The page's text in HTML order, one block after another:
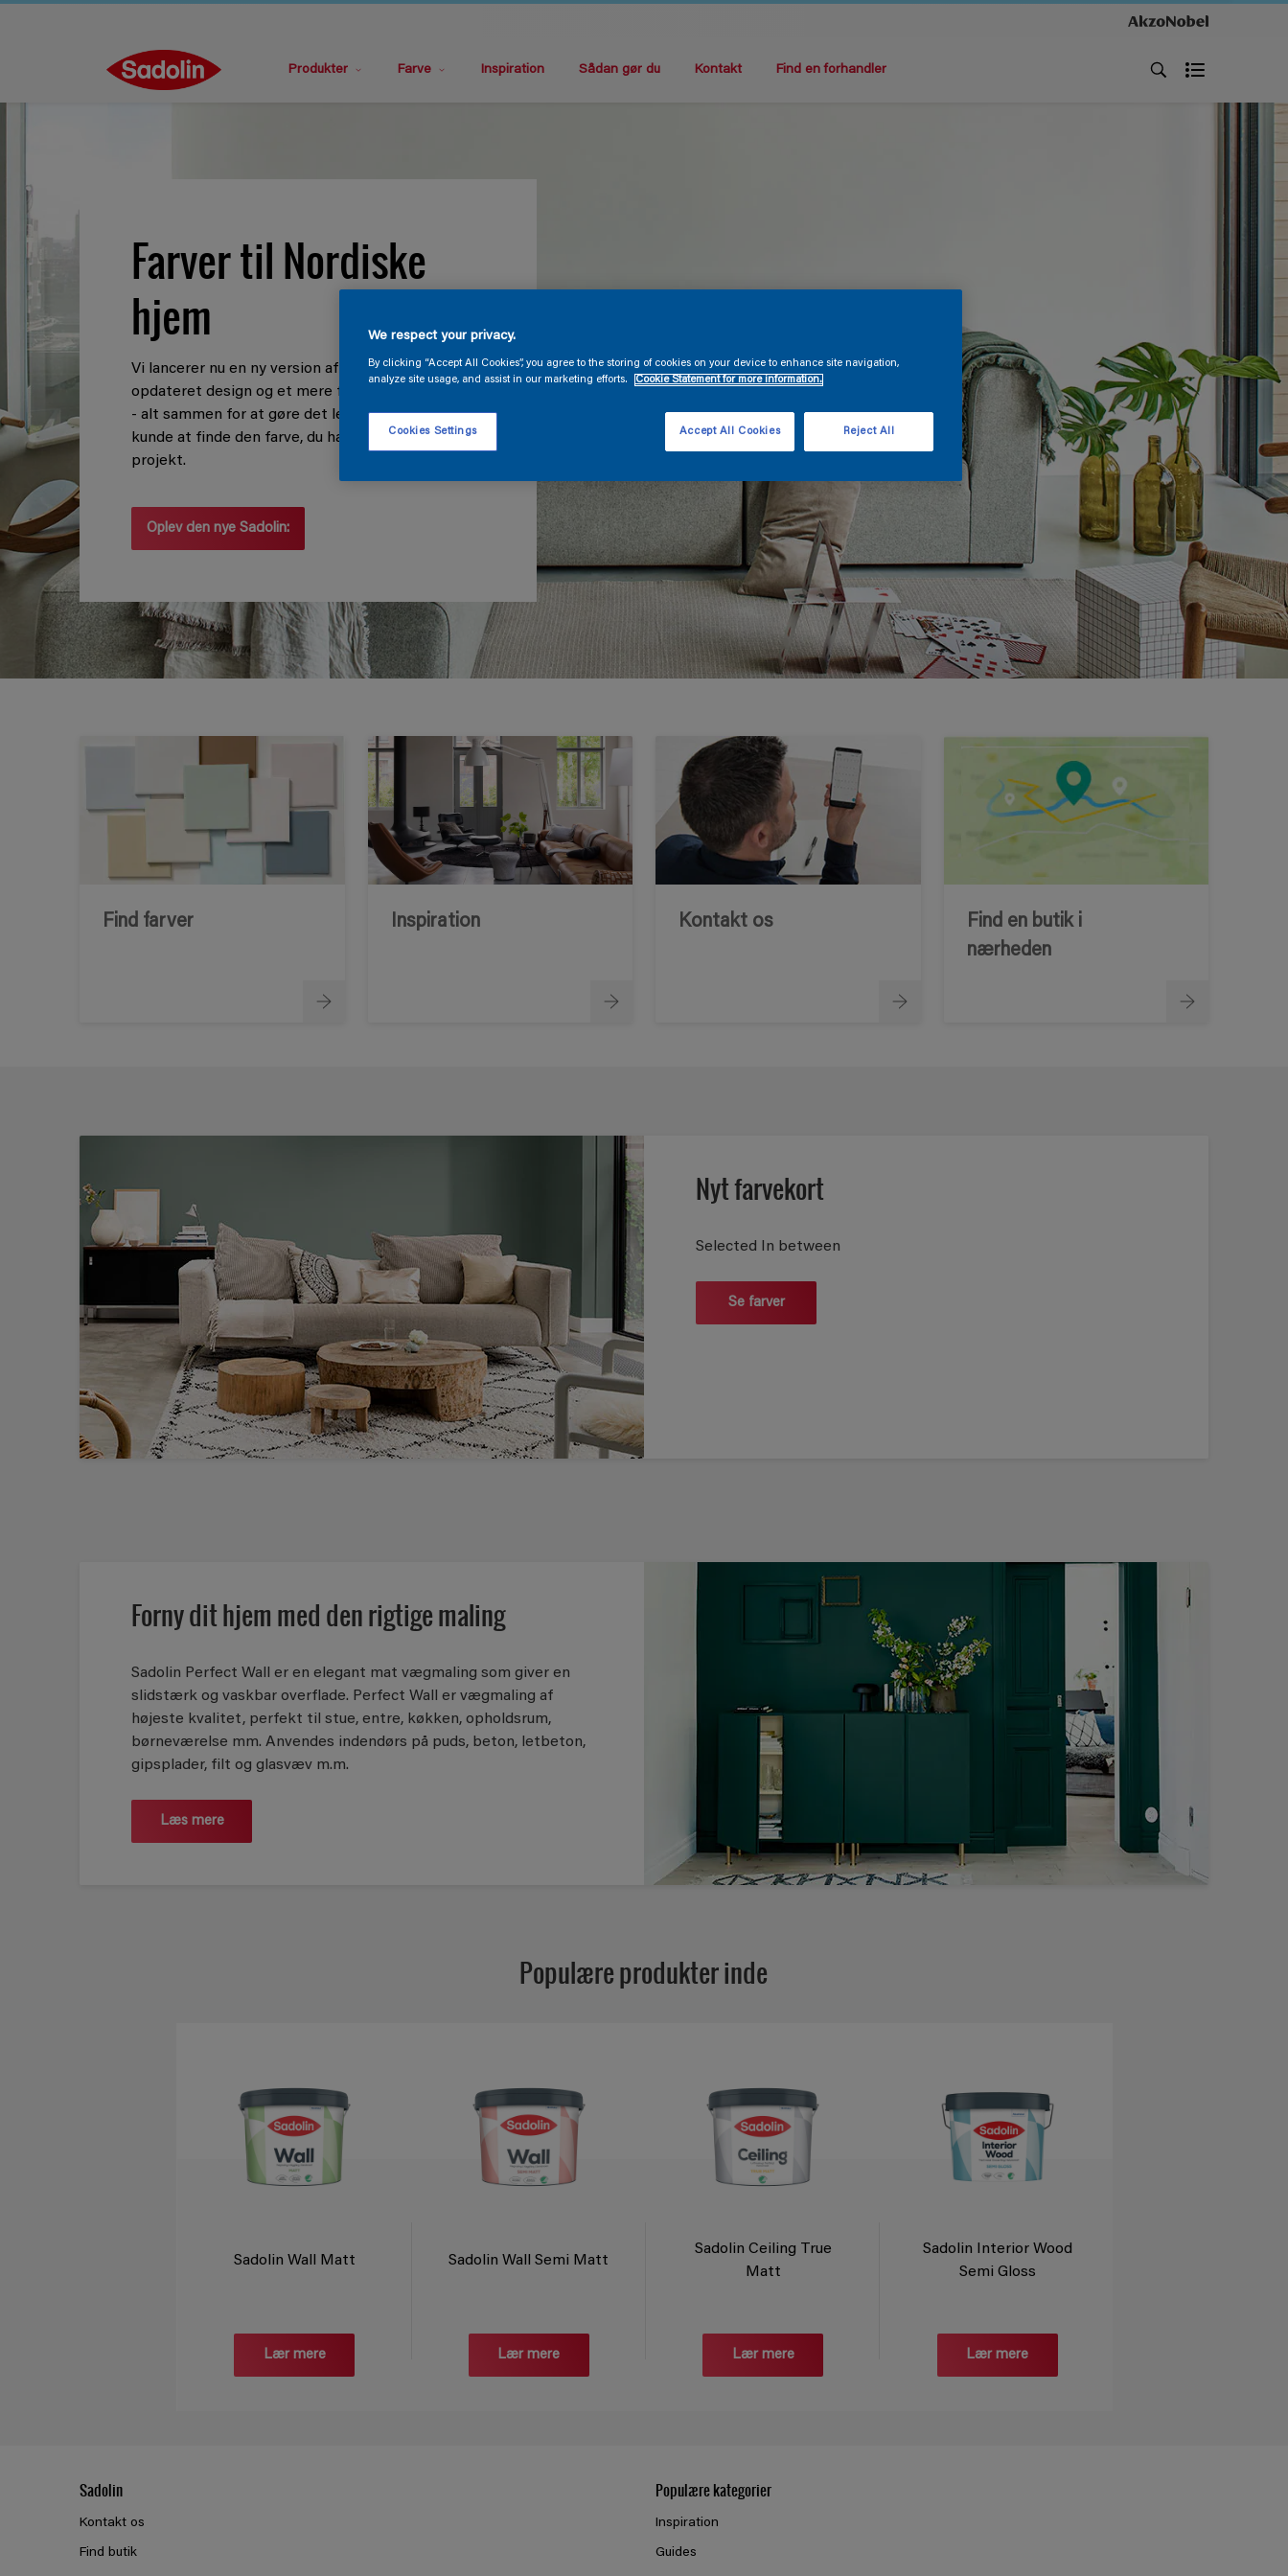
Produkter Farve Inspiration Sådan gør du Kontakt Find en forhandler
Farver til Nordiske
hjem
Vi lancerer nu en ny version af Sadolin med et
opdateret design og et mere fleksibelt sortiment
- alt sammen for at gøre det lettere for dig som
kunde at finde den farve, du har brug for til dit
projekt.
Oplev den nye Sadolin:
Find farver Inspiration Kontakt os
Find en butik i
nærheden
Nyt farvekort
Selected In between
Se farver
Forny dit hjem med den rigtige maling
Sadolin Perfect Wall er en elegant mat vægmaling som giver en
slidstærk og vaskbar overflade. Perfect Wall er vægmaling af
højeste kvalitet, perfekt til stue, entre, køkken, opholdsrum,
børneværelse mm. Anvendes indendørs på puds, beton, letbeton,
gipsplader, filt og glasvæv m.m.
Læs mere
Populære produkter inde
Sadolin Wall Matt
Lær mere
Sadolin Wall Semi Matt
Lær mere
Sadolin Ceiling True
Matt
Lær mere
Sadolin Interior Wood
Semi Gloss
Lær mere
Sadolin
Kontakt os
Find butik
Populære kategorier
Inspiration
Guides
We respect your privacy.
By clicking “Accept All Cookies”, you agree to the storing of cookies on your device to enhance site navigation,
analyze site usage, and assist in our marketing efforts.
Cookie Statement for more information.
Cookies Settings Reject All
Accept All Cookies